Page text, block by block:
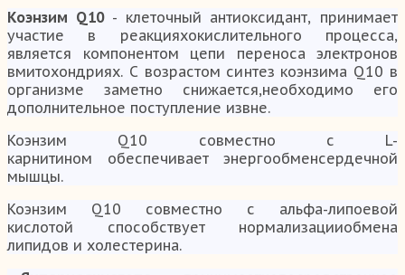
Коэнзим Q10- клеточный антиоксидант, принимает
участие в реакцияхокислительного процесса,
является компонентом цепи переноса электронов
вмитохондриях. С возрастом синтез коэнзима Q10 в
организме заметно снижается,необходимо его
дополнительное поступление извне.
Коэнзим Q10 совместно с L-
карнитином обеспечивает энергообменсердечной
мышцы.
Коэнзим Q10 совместно с альфа-липоевой
кислотой способствует нормализацииобмена
липидов и холестерина.